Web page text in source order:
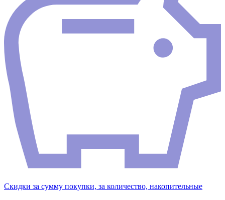
Скидки за сумму покупки, за количество, накопительные